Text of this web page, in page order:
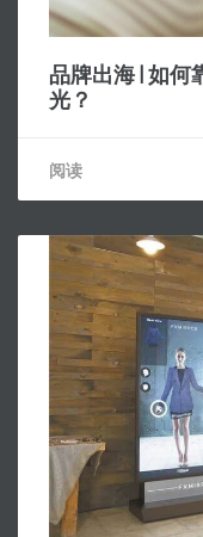
品牌出海 | 如何
光？
阅读